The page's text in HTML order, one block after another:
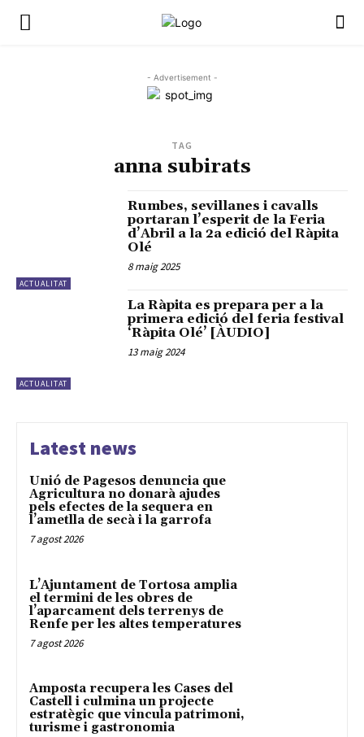
- Advertisement -
TAG
anna subirats
ACTUALITAT
Rumbes, sevillanes i cavalls
portaran l’esperit de la Feria
d’Abril a la 2a edició del Ràpita
Olé
8 maig 2025
ACTUALITAT
La Ràpita es prepara per a la
primera edició del feria festival
‘Ràpita Olé’ [ÀUDIO]
13 maig 2024
Latest news
Unió de Pagesos denuncia que
Agricultura no donarà ajudes
pels efectes de la sequera en
l’ametlla de secà i la garrofa
7 agost 2026
L’Ajuntament de Tortosa amplia
el termini de les obres de
l’aparcament dels terrenys de
Renfe per les altes temperatures
7 agost 2026
Amposta recupera les Cases del
Castell i culmina un projecte
estratègic que vincula patrimoni,
turisme i gastronomia